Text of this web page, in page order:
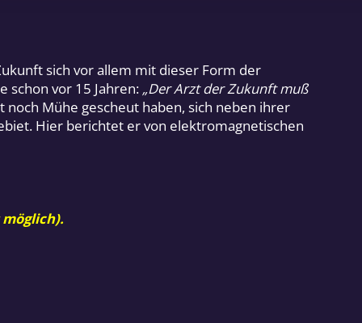
sich vor allem mit dieser Form der
schon vor 15 Jahren: „Der Arzt der Zukunft muß
Mühe gescheut haben, sich neben ihrer
Hier berichtet er von elektromagnetischen